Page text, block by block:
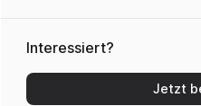
Interessiert?
Jetzt